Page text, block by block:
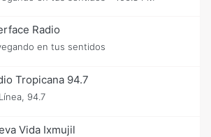
Radio
en tus sentidos
Tropicana 94.7
94.7
Vida Ixmujil